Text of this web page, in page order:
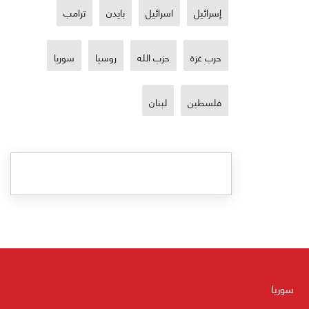
إسرائيل اسرائيل بايدن ترامب
حرب غزة حزب الله روسيا سوريا
فلسطين لبنان
سوريا